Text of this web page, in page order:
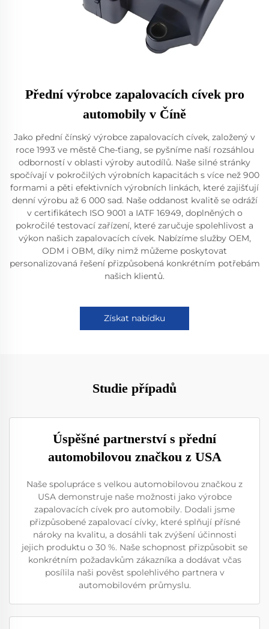
Přední výrobce zapalovacích cívek pro
automobily v Číně
Jako přední čínský výrobce zapalovacích cívek, založený v
roce 1993 ve městě Che-ťiang, se pyšníme naší rozsáhlou
odborností v oblasti výroby autodílů. Naše silné stránky
spočívají v pokročilých výrobních kapacitách s více než 900
formami a pěti efektivních výrobních linkách, které zajišťují
denní výrobu až 6 000 sad. Naše oddanost kvalitě se odráží
v certifikátech ISO 9001 a IATF 16949, doplněných o
pokročilé testovací zařízení, které zaručuje spolehlivost a
výkon našich zapalovacích cívek. Nabízíme služby OEM,
ODM i OBM, díky nimž můžeme poskytovat
personalizovaná řešení přizpůsobená konkrétním potřebám
našich klientů.
Získat nabídku
Studie případů
Úspěšné partnerství s přední
automobilovou značkou z USA
Naše spolupráce s velkou automobilovou značkou z
USA demonstruje naše možnosti jako výrobce
zapalovacích cívek pro automobily. Dodali jsme
přizpůsobené zapalovací cívky, které splňují přísné
nároky na kvalitu, a dosáhli tak zvýšení účinnosti
jejich produktu o 30 %. Naše schopnost přizpůsobit se
konkrétním požadavkům zákazníka a dodávat včas
posílila naši pověst spolehlivého partnera v
automobilovém průmyslu.